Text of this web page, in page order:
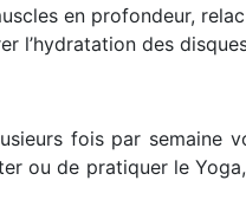
en profondeur,
l’hydratation des
fois par semaine
ou de pratiquer le